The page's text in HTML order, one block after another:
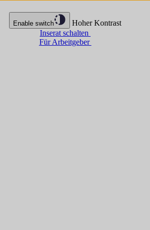
Enable switch
Hoher Kontrast
Inserat schalten
Für Arbeitgeber